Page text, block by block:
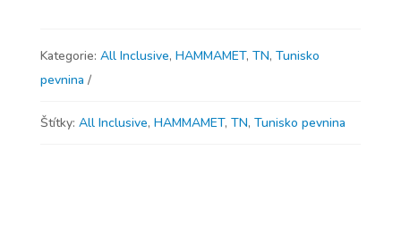
Kategorie: All Inclusive, HAMMAMET, TN, Tunisko
pevnina
Štítky: All Inclusive, HAMMAMET, TN, Tunisko pevnina